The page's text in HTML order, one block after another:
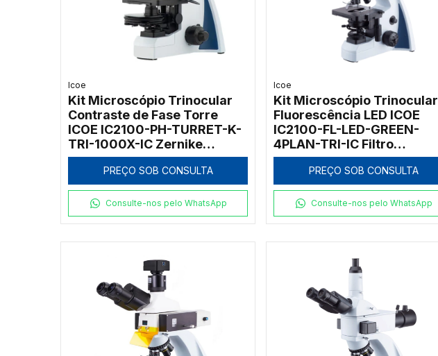
Icoe
Kit Microscópio Trinocular
Contraste de Fase Torre
ICOE IC2100-PH-TURRET-K-
TRI-1000X-IC Zernike
Sistema Kohler 1000x
PREÇO SOB CONSULTA
Consulte-nos pelo WhatsApp
Icoe
Kit Microscópio Trinocular
Fluorescência LED ICOE
IC2100-FL-LED-GREEN-
4PLAN-TRI-IC Filtro
Excitação Verde 1000x
PREÇO SOB CONSULTA
Consulte-nos pelo WhatsApp